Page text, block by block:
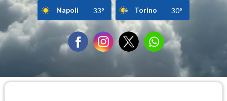
Napoli 33° Torino 30°